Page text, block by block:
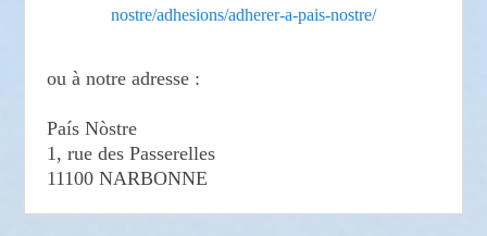
nostre/adhesions/adherer-a-pais-nostre/
ou à notre adresse :
País Nòstre
1, rue des Passerelles
11100 NARBONNE